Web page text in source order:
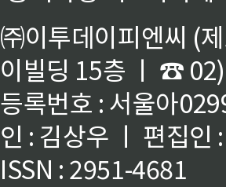
㈜이투데이피엔씨 (
이빌딩 15층 ㅣ ☎
등록번호 : 서울아
인 : 김상우 ㅣ 편집인
ISSN : 2951-4681